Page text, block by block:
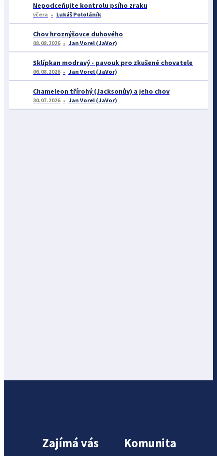
Nepodceňujte kontrolu psího zraku
včera Lukáš Pololáník
Chov hroznýšovce duhového
08.08.2026 Jan Vorel (JaVor)
Sklípkan modravý - pavouk pro zkušené chovatele
06.08.2026 Jan Vorel (JaVor)
Chameleon třírohý (Jacksonův) a jeho chov
30.07.2026 Jan Vorel (JaVor)
Zajímá vás Komunita